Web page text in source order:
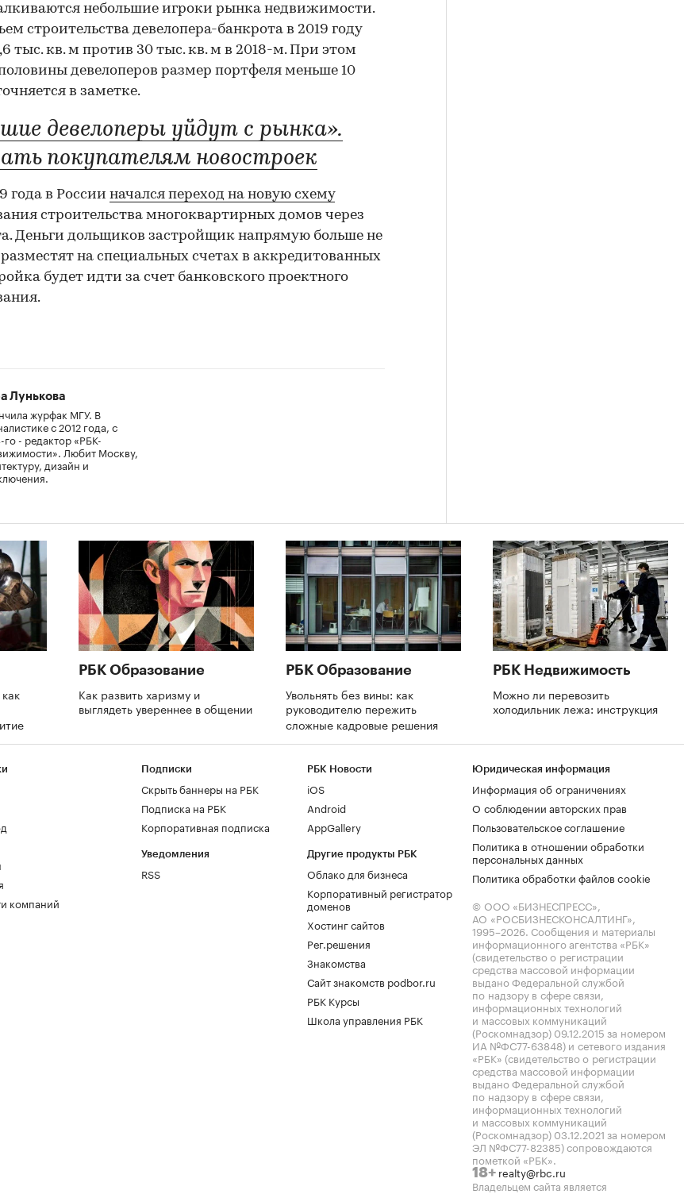
небольшие игроки рынка недвижимости.
строительства девелопера-банкрота в 2019 году
тыс. кв. м против 30 тыс. кв. м в 2018-м. При этом
девелоперов размер портфеля меньше 10
в заметке.
девелоперы уйдут с рынка».
покупателям новостроек
года в России начался переход на новую схему
строительства многоквартирных домов через
Деньги дольщиков застройщик напрямую больше не
на специальных счетах в аккредитованных
будет идти за счет банковского проектного
Лунькова
журфак МГУ. В
с 2012 года, с
го - редактор «РБК-
Любит Москву,
дизайн и
РБК Образование
Как развить харизму и
выглядеть увереннее в общении
РБК Образование
Увольнять без вины: как
руководителю пережить
сложные кадровые решения
РБК Недвижимость
Можно ли перевозить
холодильник лежа: инструкция
компаний
Подписки
Скрыть баннеры на РБК
Подписка на РБК
Корпоративная подписка
Уведомления
RSS
РБК Новости
iOS
Android
AppGallery
Другие продукты РБК
Облако для бизнеса
Корпоративный регистратор
доменов
Хостинг сайтов
Рег.решения
Знакомства
Сайт знакомств podbor.ru
РБК Курсы
Школа управления РБК
Юридическая информация
Информация об ограничениях
О соблюдении авторских прав
Пользовательское соглашение
Политика в отношении обработки
персональных данных
Политика обработки файлов cookie
© ООО «БИЗНЕСПРЕСС»,
АО «РОСБИЗНЕСКОНСАЛТИНГ»,
1995–2026. Сообщения и материалы
информационного агентства «РБК»
(свидетельство о регистрации
средства массовой информации
выдано Федеральной службой
по надзору в сфере связи,
информационных технологий
и массовых коммуникаций
(Роскомнадзор) 09.12.2015 за номером
ИА №ФС77-63848) и сетевого издания
«РБК» (свидетельство о регистрации
средства массовой информации
выдано Федеральной службой
по надзору в сфере связи,
информационных технологий
и массовых коммуникаций
(Роскомнадзор) 03.12.2021 за номером
ЭЛ №ФС77-82385) сопровождаются
пометкой «РБК».
18+ realty@rbc.ru
Владельцем сайта является